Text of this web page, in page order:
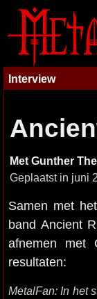
Interview
Met Gunther
Geplaatst in juni
Samen met
band Ancient
afnemen met
resultaten:
MetalFan: In het